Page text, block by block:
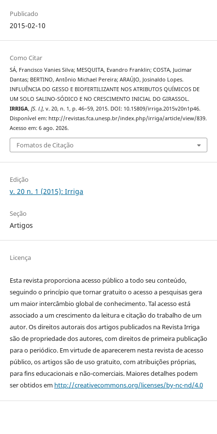
Publicado
2015-02-10
Como Citar
SÁ, Francisco Vanies Silva; MESQUITA, Evandro Franklin; COSTA, Jucimar
Dantas; BERTINO, Antônio Michael Pereira; ARAÚJO, Josinaldo Lopes.
INFLUÊNCIA DO GESSO E BIOFERTILIZANTE NOS ATRIBUTOS QUÍMICOS DE
UM SOLO SALINO-SÓDICO E NO CRESCIMENTO INICIAL DO GIRASSOL.
IRRIGA, [S. l.], v. 20, n. 1, p. 46–59, 2015. DOI: 10.15809/irriga.2015v20n1p46.
Disponível em: http://revistas.fca.unesp.br/index.php/irriga/article/view/839.
Acesso em: 6 ago. 2026.
Fomatos de Citação
Edição
v. 20 n. 1 (2015): Irriga
Seção
Artigos
Licença
Esta revista proporciona acesso público a todo seu conteúdo,
seguindo o princípio que tornar gratuito o acesso a pesquisas gera
um maior intercâmbio global de conhecimento. Tal acesso está
associado a um crescimento da leitura e citação do trabalho de um
autor. Os direitos autorais dos artigos publicados na Revista Irriga
são de propriedade dos autores, com direitos de primeira publicação
para o periódico. Em virtude de aparecerem nesta revista de acesso
público, os artigos são de uso gratuito, com atribuições próprias,
para fins educacionais e não-comerciais. Maiores detalhes podem
ser obtidos em http://creativecommons.org/licenses/by-nc-nd/4.0